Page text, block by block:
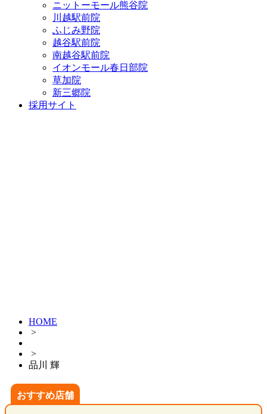
ニットーモール熊谷院
川越駅前院
ふじみ野院
越谷駅前院
南越谷駅前院
イオンモール春日部院
草加院
新三郷院
採用サイト
HOME
>
>
品川 輝
おすすめ店舗